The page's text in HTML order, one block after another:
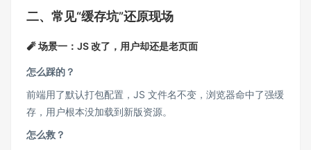
二、常见“缓存坑”还原现场
🧨 场景一：JS 改了，用户却还是老页面
怎么踩的？
前端用了默认打包配置，JS 文件名不变，浏览器命中了强缓
存，用户根本没加载到新版资源。
怎么救？